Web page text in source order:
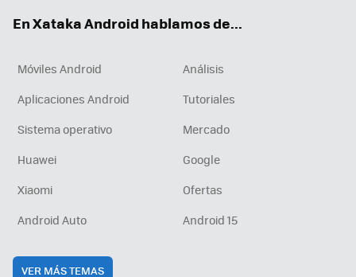
En Xataka Android hablamos de...
Móviles Android
Análisis
Aplicaciones Android
Tutoriales
Sistema operativo
Mercado
Huawei
Google
Xiaomi
Ofertas
Android Auto
Android 15
VER MÁS TEMAS